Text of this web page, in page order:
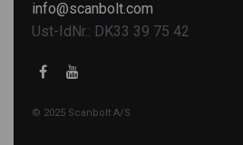
info@scanbolt.com
Ust-IdNr.: DK33 39 75 42
© 2025 Scanbolt A/S